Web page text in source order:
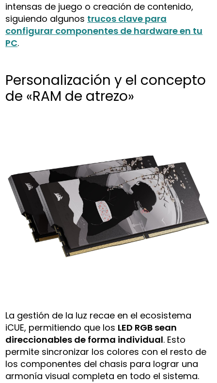
intensas de juego o creación de contenido,
siguiendo algunos trucos clave para
configurar componentes de hardware en tu
PC.
Personalización y el concepto
de «RAM de atrezo»
La gestión de la luz recae en el ecosistema
iCUE, permitiendo que los LED RGB sean
direccionables de forma individual. Esto
permite sincronizar los colores con el resto de
los componentes del chasis para lograr una
armonía visual completa en todo el sistema.